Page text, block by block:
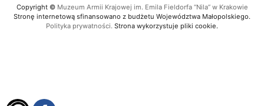
Copyright © Muzeum Armii Krajowej im. Emila Fieldorfa “Nila” w Krakowie
Stronę internetową sfinansowano z budżetu Województwa Małopolskiego.
Polityka prywatności. Strona wykorzystuje pliki cookie.